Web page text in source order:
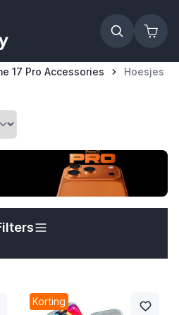
17 Pro Accessories Hoesjes
Korting